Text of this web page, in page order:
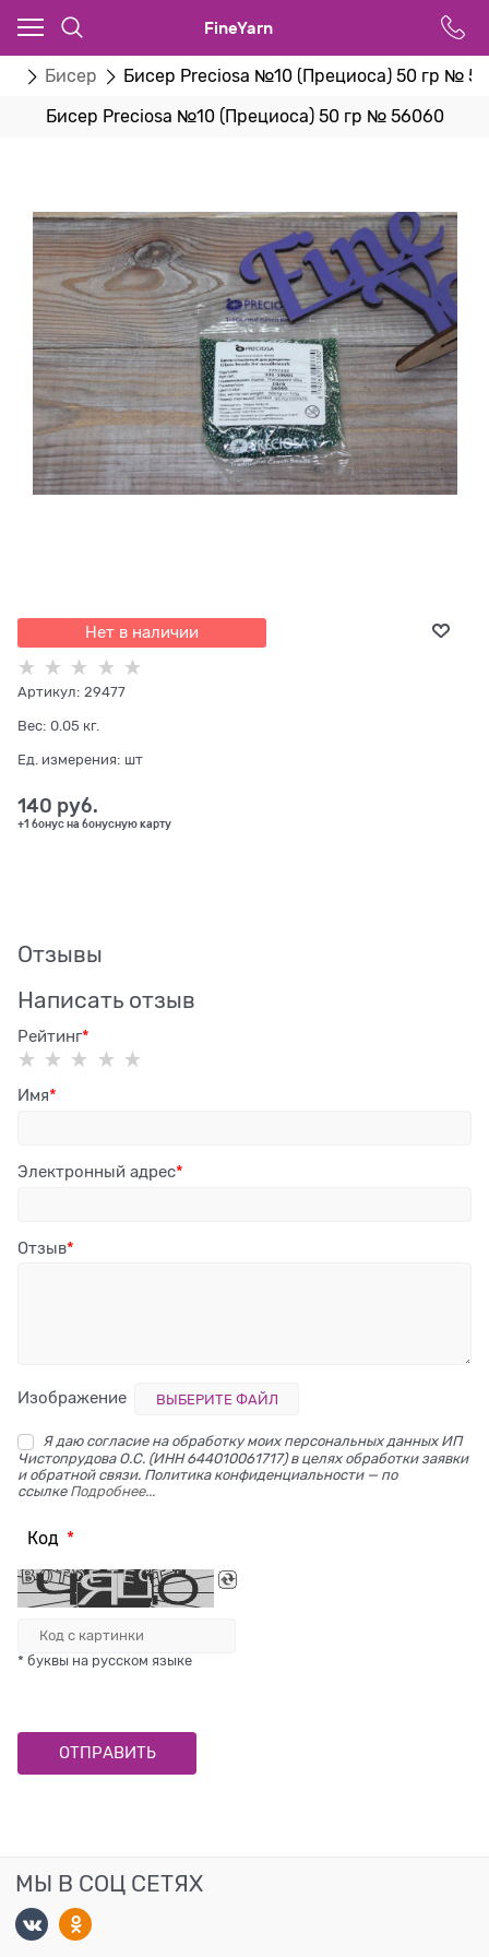
FineYarn
Бисер Бисер Preciosa №10 (Прециоса) 50 гр №
Бисер Preciosa №10 (Прециоса) 50 гр № 56060
Нет в наличии
Артикул: 29477
Вес: 0.05 кг.
Ед. измерения: шт
140 руб.
+1 бонус на бонусную карту
Отзывы
Написать отзыв
Рейтинг
Имя
Электронный адрес
Отзыв
Изображение ВЫБЕРИТЕ ФАЙЛ
Я даю согласие на обработку моих персональных данных ИП
Чистопрудова О.С. (ИНН 644010061717) в целях обработки заявки
и обратной связи. Политика конфиденциальности — по
ссылке Подробнее...
Код
* буквы на русском языке
МЫ В СОЦ СЕТЯХ